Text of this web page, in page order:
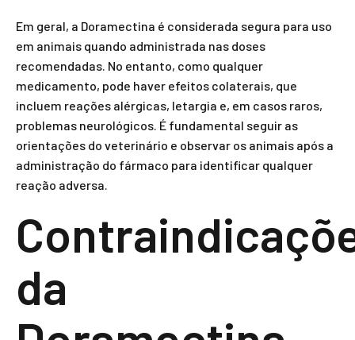
Em geral, a Doramectina é considerada segura para uso
em animais quando administrada nas doses
recomendadas. No entanto, como qualquer
medicamento, pode haver efeitos colaterais, que
incluem reações alérgicas, letargia e, em casos raros,
problemas neurológicos. É fundamental seguir as
orientações do veterinário e observar os animais após a
administração do fármaco para identificar qualquer
reação adversa.
da